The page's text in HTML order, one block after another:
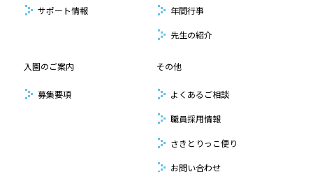
サポート情報 年間行事
先生の紹介
入園のご案内
募集要項
その他
よくあるご相談
職員採用情報
さきとりっこ便り
お問い合わせ